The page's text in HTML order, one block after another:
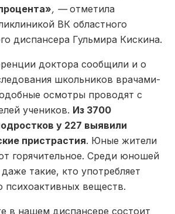
, —отметила
ВК областного
диспансера Гульмира Кискина.
доктора сообщили и о
школьников врачами-
осмотры проводят с
учеников. Из 3700
у 227 выявили
пристрастия. Юные жители
горячительное. Среди юношей
такие, кто употребляет
психоактивных веществ.
в нашем диспансере состоит